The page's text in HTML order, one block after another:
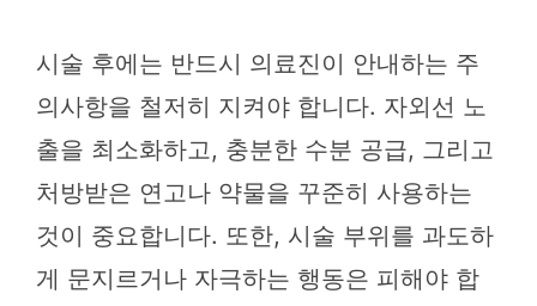
시술 후에는 반드시 의료진이 안내하는 주
의사항을 철저히 지켜야 합니다. 자외선 노
출을 최소화하고, 충분한 수분 공급, 그리고
처방받은 연고나 약물을 꾸준히 사용하는
것이 중요합니다. 또한, 시술 부위를 과도하
게 문지르거나 자극하는 행동은 피해야 합